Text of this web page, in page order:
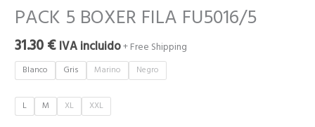
PACK 5 BOXER FILA FU5016/5
31.30€ IVA incluido+ Free Shipping
Blanco Gris Marino Negro
L M XL XXL